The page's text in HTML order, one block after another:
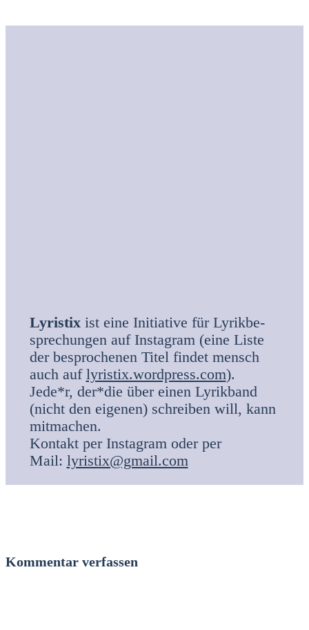
Lyris­tixist eine Initia­ti­ve für Lyrik­be­
spre­chun­gen auf Insta­gram (eine Lis­te
der bespro­che­nen Titel fin­det mensch
auch auf lyristix.wordpress.com).
Jede*r, der*die über einen Lyrik­band
(nicht den eige­nen) schrei­ben will, kann
mit­ma­chen.
Kon­takt per Insta­gram oder per
Mail: lyristix@gmail.com
Kommentar verfassen